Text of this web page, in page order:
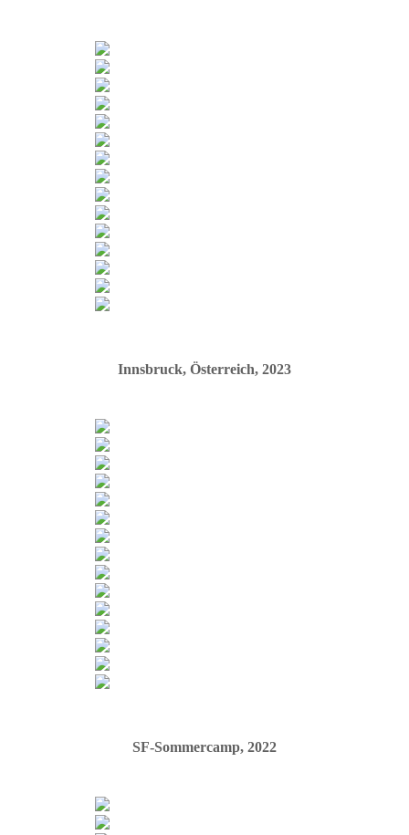
Innsbruck, Österreich, 2023
SF-Sommercamp, 2022